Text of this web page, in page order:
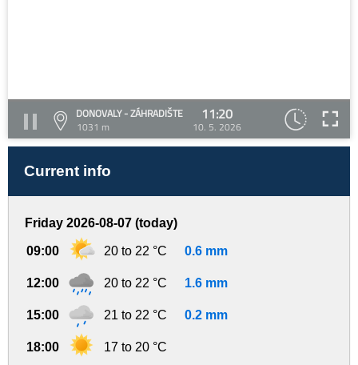
DONOVALY - ZÁHRADIŠTE
1031 m
11:20
10. 5. 2026
Current info
Friday 2026-08-07 (today)
09:00 20 to 22 °C 0.6 mm
12:00 20 to 22 °C 1.6 mm
15:00 21 to 22 °C 0.2 mm
18:00 17 to 20 °C